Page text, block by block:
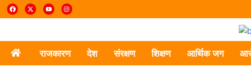
राजकारण देश संरक्षण शिक्षण आर्थिक जग